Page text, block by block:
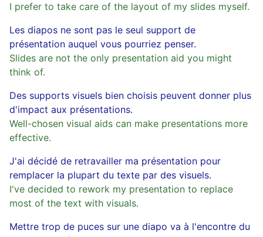
I prefer to take care of the layout of my slides myself.
Les diapos ne sont pas le seul support de
présentation auquel vous pourriez penser.
Slides are not the only presentation aid you might
think of.
Des supports visuels bien choisis peuvent donner plus
d'impact aux présentations.
Well-chosen visual aids can make presentations more
effective.
J'ai décidé de retravailler ma présentation pour
remplacer la plupart du texte par des visuels.
I've decided to rework my presentation to replace
most of the text with visuals.
Mettre trop de puces sur une diapo va à l'encontre du